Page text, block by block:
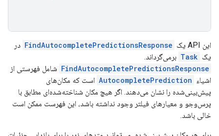
این API یک FindAutocompletePredictionsResponse در
یک Task برمی‌گرداند.
FindAutocompletePredictionsResponse شامل فهرستی از
اشیاء AutocompletePrediction است که مکان‌های
پیش‌بینی‌شده را نشان می‌دهند. اگر هیچ مکان شناخته‌شده‌ای مطابق با
پرس‌وجو و معیارهای فیلتر وجود نداشته باشد، این فهرست ممکن است
خالی باشد.